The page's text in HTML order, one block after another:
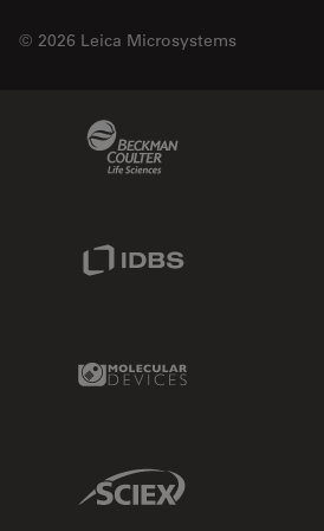
© 2026 Leica Microsystems
IDBS Link
Molecular Devices Link
Sciex Link